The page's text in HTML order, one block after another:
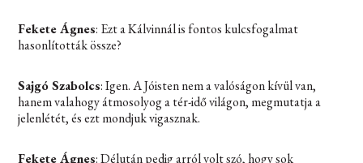
Fekete Ágnes: Ezt a Kálvinnál is fontos kulcsfogalmat
hasonlították össze?
Sajgó Szabolcs: Igen. A Jóisten nem a valóságon kívül van,
hanem valahogy átmosolyog a tér-idő világon, megmutatja a
jelenlétét, és ezt mondjuk vigasznak.
Fekete Ágnes: Délután pedig arról volt szó, hogy sok